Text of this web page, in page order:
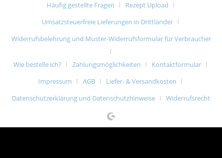
Häufig gestellte Fragen
Rezept Upload
Umsatzsteuerfreie Lieferungen in Drittländer
Widerrufsbelehrung und Muster-Widerrufsformular für Verbraucher
Wie bestelle ich? Zahlungsmöglichkeiten
Kontaktformular
Impressum
AGB
Liefer- & Versandkosten
Datenschutzerklärung und Datenschutzhinweise
Widerrufsrecht